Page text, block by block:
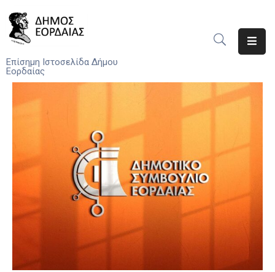
Επίσημη Ιστοσελίδα Δήμου
Εορδαίας
Ο
Του
Προσκλήσεις
Τηλέφωνα